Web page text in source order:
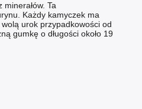
Ta
Każdy kamyczek ma
urok przypadkowości od
gumkę o długości około 19